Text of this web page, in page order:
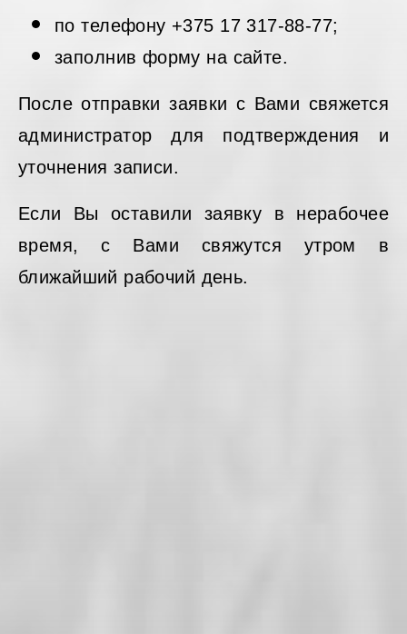
по телефону +375 17 317-88-77;
заполнив форму на сайте.
После отправки заявки с Вами свяжется
администратор для подтверждения и
уточнения записи.
Если Вы оставили заявку в нерабочее
время, с Вами свяжутся утром в
ближайший рабочий день.